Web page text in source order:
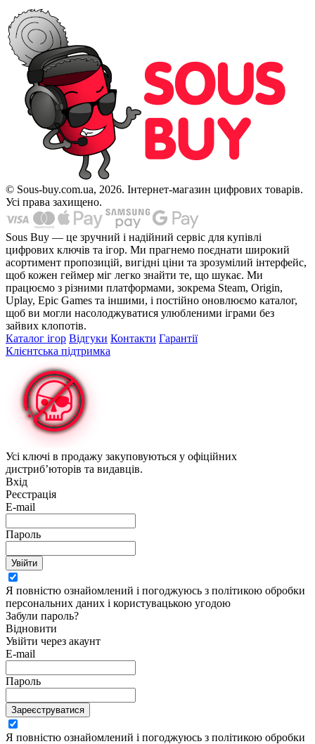
© Sous-buy.com.ua, 2026. Інтернет-магазин цифрових товарів.
Усі права захищено.
Sous Buy — це зручний і надійний сервіс для купівлі
цифрових ключів та ігор. Ми прагнемо поєднати широкий
асортимент пропозицій, вигідні ціни та зрозумілий інтерфейс,
щоб кожен геймер міг легко знайти те, що шукає. Ми
працюємо з різними платформами, зокрема Steam, Origin,
Uplay, Epic Games та іншими, і постійно оновлюємо каталог,
щоб ви могли насолоджуватися улюбленими іграми без
зайвих клопотів.
Каталог ігор Відгуки Контакти Гарантії
Клієнтська підтримка
Усі ключі в продажу закуповуються у офіційних
дистриб’юторів та видавців.
Вхід
Реєстрація
E-mail
Пароль
Увійти
Я повністю ознайомлений і погоджуюсь з політикою обробки
персональних даних і користувацькою угодою
Забули пароль?
Відновити
Увійти через акаунт
E-mail
Пароль
Зареєструватися
Я повністю ознайомлений і погоджуюсь з політикою обробки